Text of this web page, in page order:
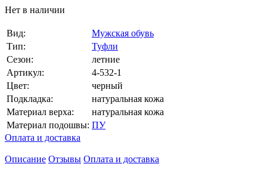
Нет в наличии
Вид:
Мужская обувь
Тип:
Туфли
Сезон:
летние
Артикул:
4-532-1
Цвет:
черный
Подкладка:
натуральная кожа
Материал верха:
натуральная кожа
Материал подошвы: ПУ
Оплата и доставка
Описание Отзывы Оплата и доставка